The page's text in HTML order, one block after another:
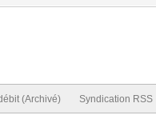
(Archivé) Syndication RSS